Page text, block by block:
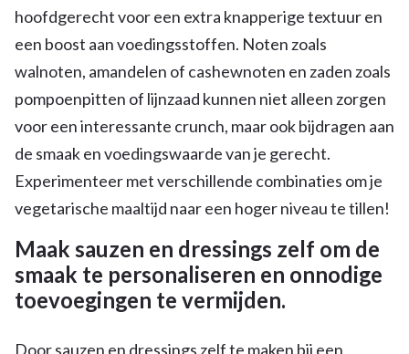
hoofdgerecht voor een extra knapperige textuur en
een boost aan voedingsstoffen. Noten zoals
walnoten, amandelen of cashewnoten en zaden zoals
pompoenpitten of lijnzaad kunnen niet alleen zorgen
voor een interessante crunch, maar ook bijdragen aan
de smaak en voedingswaarde van je gerecht.
Experimenteer met verschillende combinaties om je
vegetarische maaltijd naar een hoger niveau te tillen!
Maak sauzen en dressings zelf om de
smaak te personaliseren en onnodige
toevoegingen te vermijden.
Door sauzen en dressings zelf te maken bij een